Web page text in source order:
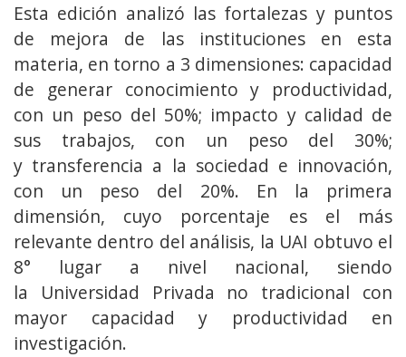
Esta edición analizó las fortalezas y puntos
de mejora de las instituciones en esta
materia, en torno a 3 dimensiones: capacidad
de generar conocimiento y productividad,
con un peso del 50%; impacto y calidad de
sus trabajos, con un peso del 30%;
y transferencia a la sociedad e innovación,
con un peso del 20%. En la primera
dimensión, cuyo porcentaje es el más
relevante dentro del análisis, la UAI obtuvo el
8° lugar a nivel nacional, siendo
la Universidad Privada no tradicional con
mayor capacidad y productividad en
investigación.